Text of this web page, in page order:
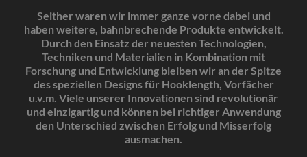
Seither waren wir immer ganze vorne dabei und
haben weitere, bahnbrechende Produkte entwickelt.
Durch den Einsatz der neuesten Technologien,
Techniken und Materialien in Kombination mit
Forschung und Entwicklung bleiben wir an der Spitze
des speziellen Designs für Hooklength, Vorfächer
u.v.m. Viele unserer Innovationen sind revolutionär
und einzigartig und können bei richtiger Anwendung
den Unterschied zwischen Erfolg und Misserfolg
ausmachen.